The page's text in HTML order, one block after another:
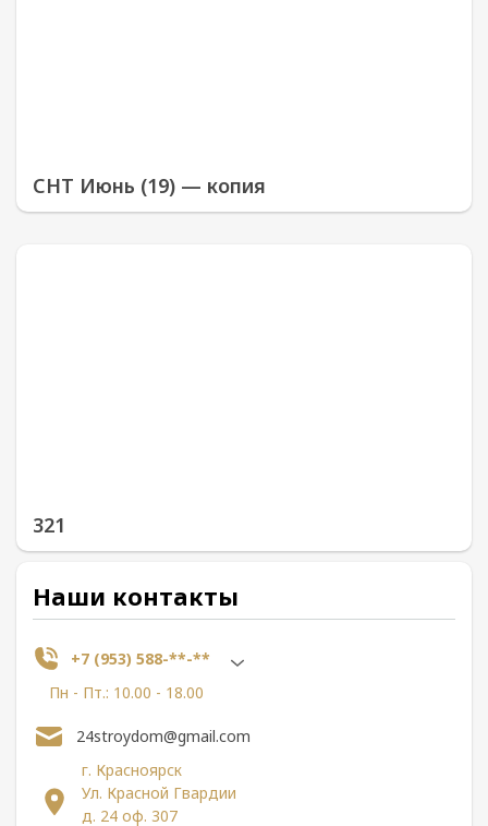
СНТ Июнь (19) — копия
321
Наши контакты
+7 (953) 588-**-**
Пн - Пт.: 10.00 - 18.00
г. Красноярск
Ул. Красной Гвардии
д. 24 оф. 307
24stroydom@gmail.com